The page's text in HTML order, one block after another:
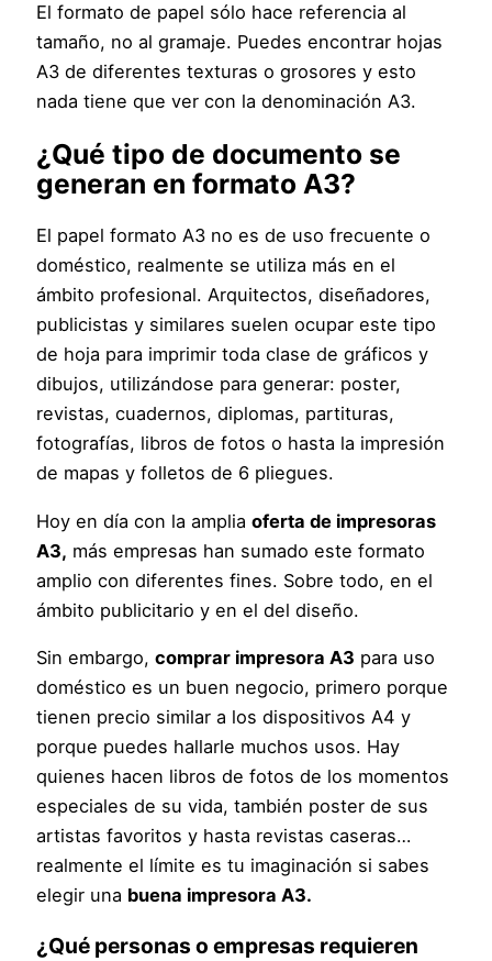
El formato de papel sólo hace referencia al
tamaño, no al gramaje. Puedes encontrar hojas
A3 de diferentes texturas o grosores y esto
nada tiene que ver con la denominación A3.
¿Qué tipo de documento se
generan en formato A3?
El papel formato A3 no es de uso frecuente o
doméstico, realmente se utiliza más en el
ámbito profesional. Arquitectos, diseñadores,
publicistas y similares suelen ocupar este tipo
de hoja para imprimir toda clase de gráficos y
dibujos, utilizándose para generar: poster,
revistas, cuadernos, diplomas, partituras,
fotografías, libros de fotos o hasta la impresión
de mapas y folletos de 6 pliegues.
Hoy en día con la ampliaoferta de impresoras
A3, más empresas han sumado este formato
amplio con diferentes fines. Sobre todo, en el
ámbito publicitario y en el del diseño.
Sin embargo,comprar impresora A3 para uso
doméstico es un buen negocio, primero porque
tienen precio similar a los dispositivos A4 y
porque puedes hallarle muchos usos. Hay
quienes hacen libros de fotos de los momentos
especiales de su vida, también poster de sus
artistas favoritos y hasta revistas caseras…
realmente el límite es tu imaginación si sabes
elegir una buena impresora A3.
¿Qué personas o empresas requieren